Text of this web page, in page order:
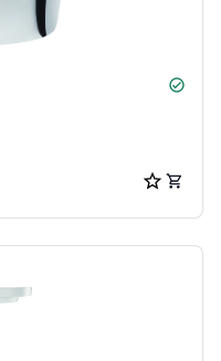
check_circle